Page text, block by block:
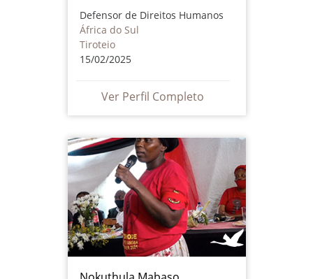
Defensor de Direitos Humanos
África do Sul
Tiroteio
15/02/2025
Ver Perfil Completo